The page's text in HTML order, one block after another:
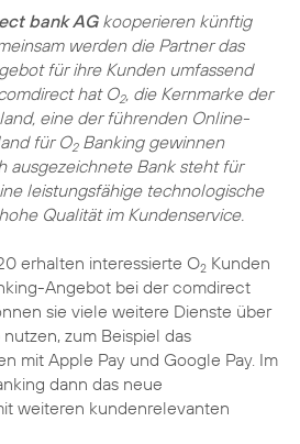
bank AGkooperieren künftig
werden die Partner das
für ihre Kunden umfassend
hat O2, die Kernmarke der
eine der führenden Online-
für O2Banking gewinnen
ausgezeichnete Bank steht für
leistungsfähige technologische
Qualität im Kundenservice.
erhalten interessierte O2 Kunden
Angebot bei der comdirect
sie viele weitere Dienste über
zum Beispiel das
mit Apple Pay und Google Pay. Im
dann das neue
weiteren kundenrelevanten